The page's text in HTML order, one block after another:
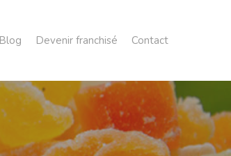
Blog Devenir franchisé Contact